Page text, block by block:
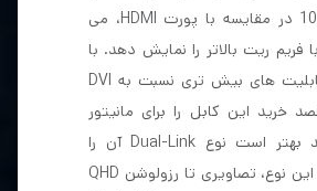
رزولوشن 1080p در مقایسه با پورت HDMI، می
فریم ریت بالاتر را نمایش دهد. با
اینکه HDMI قابلیت های بیش تری نسبت به DVI
خرید این کابل را برای مانیتور
کامپیوتر دارید بهتر است نوع Dual-Link آن را
خریداری کنید. این نوع، تصاویری تا رزولوشن QHD